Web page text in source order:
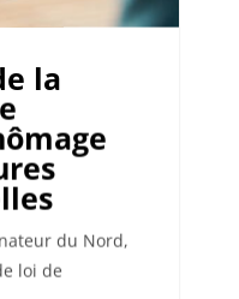
la
du Nord,
loi de